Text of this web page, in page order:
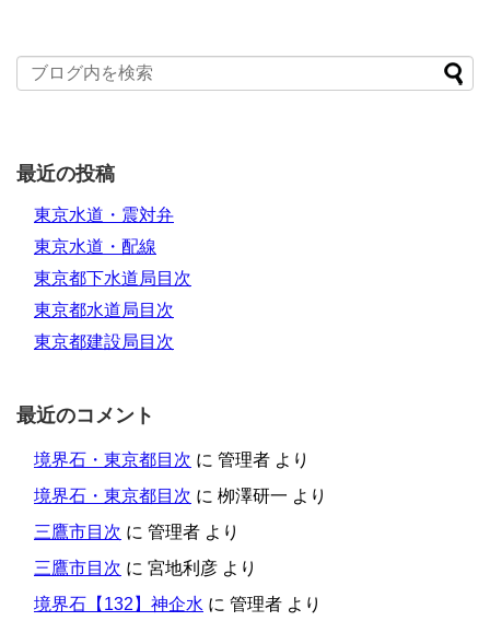
最近の投稿
東京水道・震対弁
東京水道・配線
東京都下水道局目次
東京都水道局目次
東京都建設局目次
最近のコメント
境界石・東京都目次 に 管理者 より
境界石・東京都目次 に 栁澤研一 より
三鷹市目次 に 管理者 より
三鷹市目次 に 宮地利彦 より
境界石【132】神企水 に 管理者 より